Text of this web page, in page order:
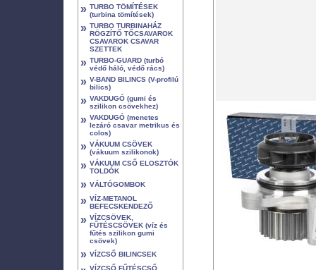
» TURBO TÖMÍTÉSEK
(turbina tömítések)
» TURBO TURBINAHÁZ
RÖGZÍTŐ TŐCSAVAROK
CSAVAROK CSAVAR
SZETTEK
» TURBO-GUARD (turbó
védő háló, védő rács)
» V-BAND BILINCS (V-profilú
bilics)
» VAKDUGÓ (gumi és
szilikon csövekhez)
» VAKDUGÓ (menetes
lezáró csavar metrikus és
colos)
» VÁKUUM CSÖVEK
(vákuum szilikonok)
» VÁKUUM CSŐ ELOSZTÓK
TOLDÓK
» VÁLTÓGOMBOK
» VÍZ-METANOL
BEFECSKENDEZŐ
» VÍZCSÖVEK,
FŰTÉSCSÖVEK (víz és
fűtés szilikon gumi
csövek)
» VÍZCSŐ BILINCSEK
VÍZCSŐ FŰTÉSCSŐ